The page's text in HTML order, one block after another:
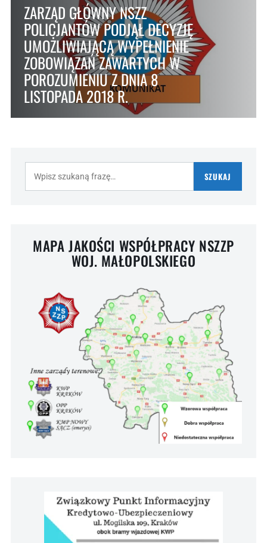
ZARZĄD GŁÓWNY NSZZ
POLICJANTÓW PODJĄŁ DECYZJĘ
UMOŻLIWIAJĄCĄ WYPEŁNIENIE
ZOBOWIĄZAŃ ZAWARTYCH W
POROZUMIENIU Z DNIA 8
LISTOPADA 2018 R.
SZUKAJ
MAPA JAKOŚCI WSPÓŁPRACY NSZZP
WOJ. MAŁOPOLSKIEGO